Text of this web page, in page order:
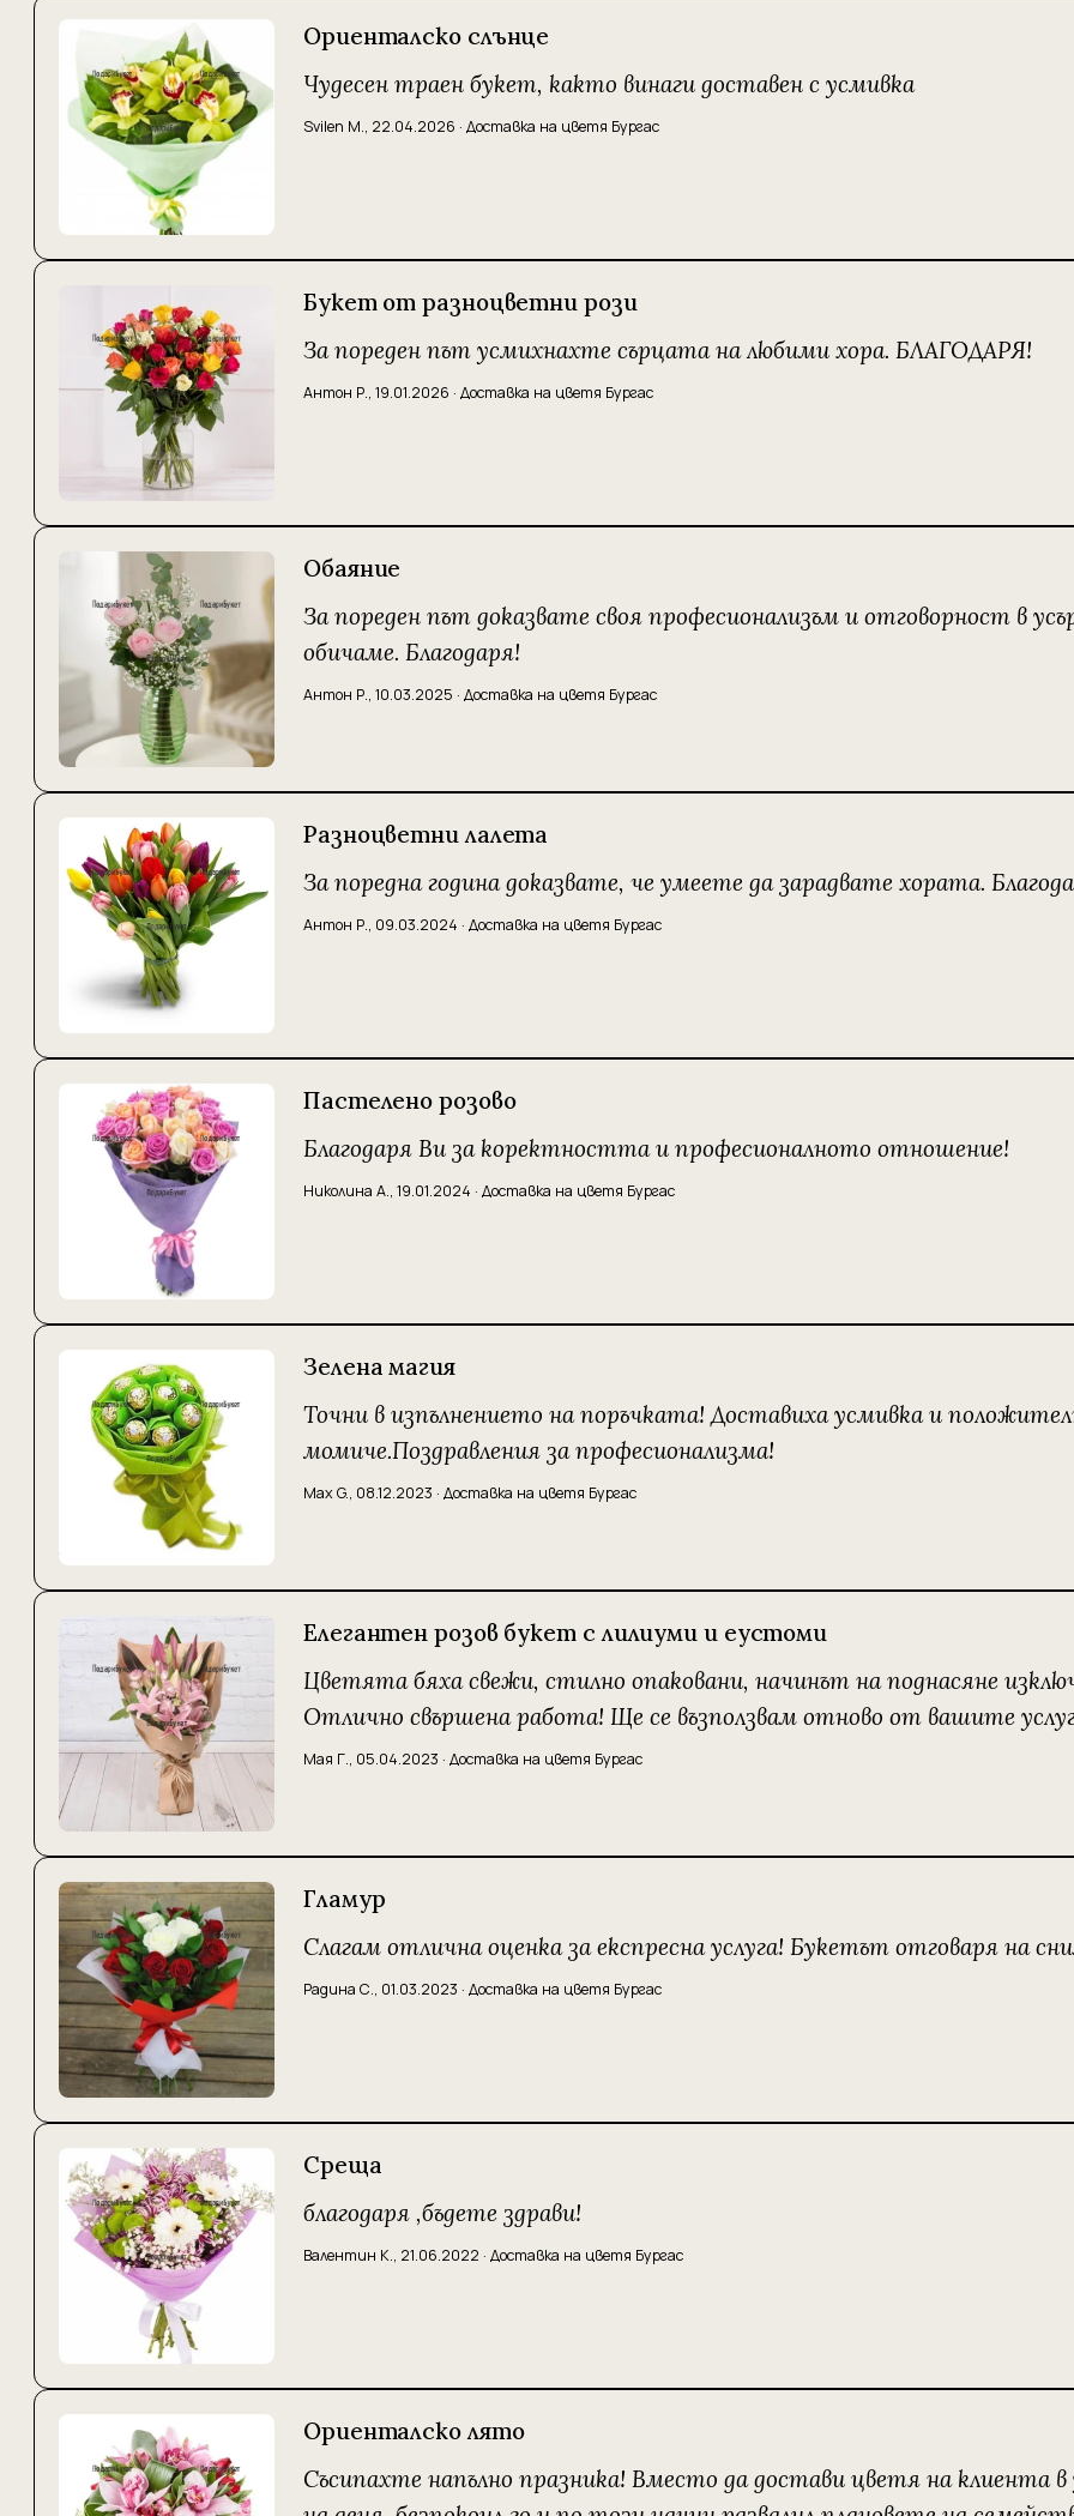
Ориенталско слънце
Чудесен траен букет, както винаги доставен с усмивка
Svilen M., 22.04.2026 · Доставка на цветя Бургас
Букет от разноцветни рози
За пореден път усмихнахте сърцата на любими хора. БЛАГОДАРЯ!
Антон Р., 19.01.2026 · Доставка на цветя Бургас
Обаяние
За пореден път доказвате своя професионализъм и отговорност в
обичаме. Благодаря!
Антон Р., 10.03.2025 · Доставка на цветя Бургас
Разноцветни лалета
За поредна година доказвате, че умеете да зарадвате хората.
Антон Р., 09.03.2024 · Доставка на цветя Бургас
Пастелено розово
Благодаря Ви за коректността и професионалното отношение!
Николина А., 19.01.2024 · Доставка на цветя Бургас
Зелена магия
Точни в изпълнението на поръчката! Доставиха усмивка и
момиче.Поздравления за професионализма!
Max G., 08.12.2023 · Доставка на цветя Бургас
Елегантен розов букет с лилиуми и еустоми
Цветята бяха свежи, стилно опаковани, начинът на поднасяне
Отлично свършена работа! Ще се възползвам отново от вашите
Мая Г., 05.04.2023 · Доставка на цветя Бургас
Гламур
Слагам отлична оценка за експресна услуга! Букетът отговаря на
Радина С., 01.03.2023 · Доставка на цветя Бургас
Среща
благодаря ,бъдете здрави!
Валентин К., 21.06.2022 · Доставка на цветя Бургас
Ориенталско лято
Съсипахте напълно празника! Вместо да достави цветя на клиента в